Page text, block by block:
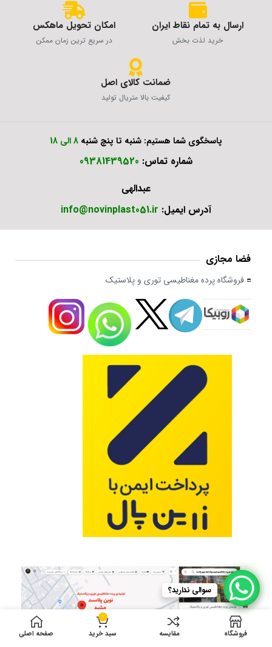
ارسال به تمام نقاط ایران
خرید لذت بخش
امکان تحویل ماهکس
در سریع ترین زمان ممکن
ضمانت کالای اصل
کیفیت بالا متریال تولید
پاسخگوی شما هستیم: شنبه تا پنچ شنبه 8 الی 18
شماره تماس: 09381439520
عبدالهی
آدرس ایمیل: info@novinplast051.ir
فضا مجازی
فروشگاه پرده مغناطیسی توری و پلاستیک
سوالی ندارید؟
فروشگاه مقایسه
0
سبد خرید صفحه اصلی